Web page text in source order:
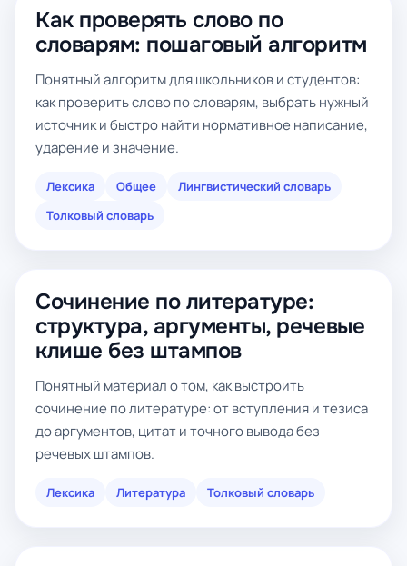
Как проверять слово по
словарям: пошаговый алгоритм
Понятный алгоритм для школьников и студентов:
как проверить слово по словарям, выбрать нужный
источник и быстро найти нормативное написание,
ударение и значение.
Лексика Общее
Лингвистический словарь
Толковый словарь
Сочинение по литературе:
структура, аргументы, речевые
клише без штампов
Понятный материал о том, как выстроить
сочинение по литературе: от вступления и тезиса
до аргументов, цитат и точного вывода без
речевых штампов.
Лексика Литература Толковый словарь